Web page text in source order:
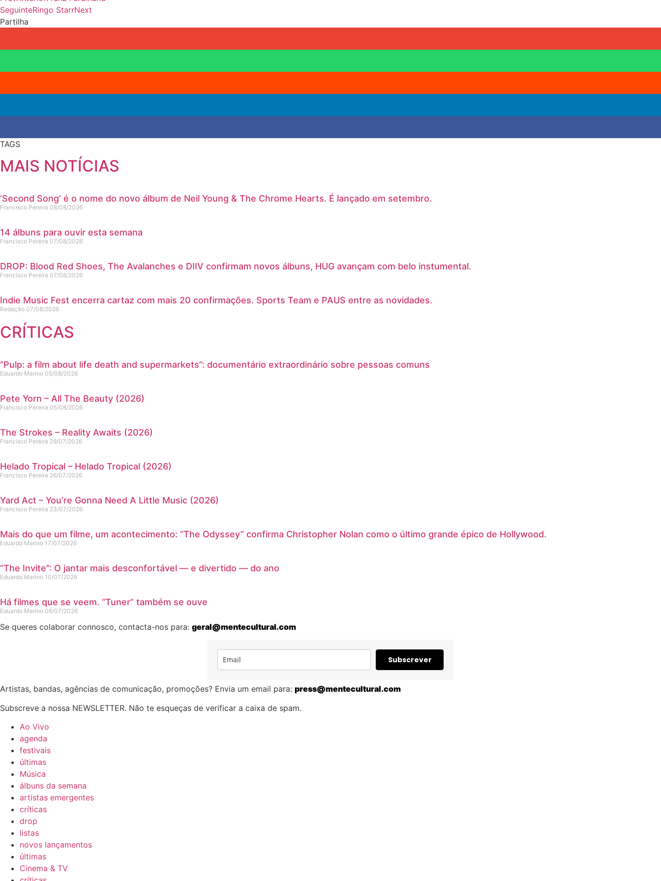
SeguinteRingo StarrNext
Partilha
TAGS
MAIS NOTÍCIAS
‘Second Song’ é o nome do novo álbum de Neil Young & The Chrome Hearts. É lançado em setembro.
Francisco Pereira 08/08/2026
14 álbuns para ouvir esta semana
Francisco Pereira 07/08/2026
DROP: Blood Red Shoes, The Avalanches e DIIV confirmam novos álbuns, HUG avançam com belo instumental.
Francisco Pereira 07/08/2026
Indie Music Fest encerra cartaz com mais 20 confirmações. Sports Team e PAUS entre as novidades.
Redação 07/08/2026
CRÍTICAS
“Pulp: a film about life death and supermarkets”: documentário extraordinário sobre pessoas comuns
Eduardo Marino 05/08/2026
Pete Yorn – All The Beauty (2026)
Francisco Pereira 05/08/2026
The Strokes – Reality Awaits (2026)
Francisco Pereira 29/07/2026
Helado Tropical – Helado Tropical (2026)
Francisco Pereira 26/07/2026
Yard Act – You’re Gonna Need A Little Music (2026)
Francisco Pereira 23/07/2026
Mais do que um filme, um acontecimento: “The Odyssey” confirma Christopher Nolan como o último grande épico de Hollywood.
Eduardo Marino 17/07/2026
“The Invite”: O jantar mais desconfortável — e divertido — do ano
Eduardo Marino 10/07/2026
Há filmes que se veem. “Tuner” também se ouve
Eduardo Marino 06/07/2026
Se queres colaborar connosco, contacta-nos para: geral@mentecultural.com
Subscrever
Artistas, bandas, agências de comunicação, promoções? Envia um email para: press@mentecultural.com
Subscreve a nossa NEWSLETTER. Não te esqueças de verificar a caixa de spam.
Ao Vivo
agenda
festivais
últimas
Música
álbuns da semana
artistas emergentes
críticas
drop
listas
novos lançamentos
últimas
Cinema & TV